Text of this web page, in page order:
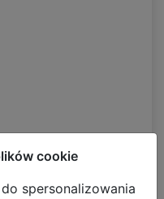
cookie
spersonalizowania